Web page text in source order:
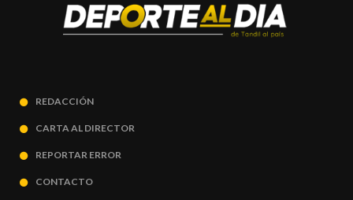
REDACCIÓN
CARTA AL DIRECTOR
REPORTAR ERROR
CONTACTO